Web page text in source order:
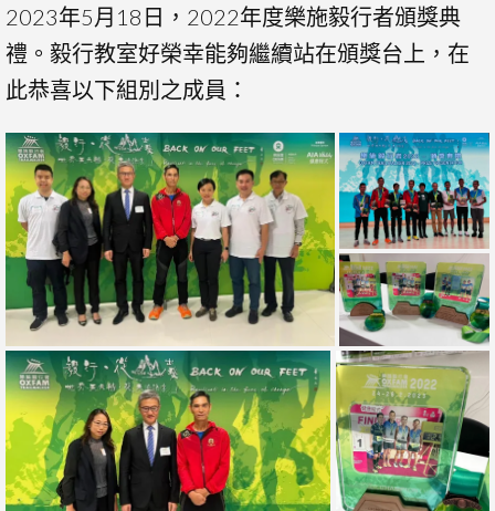
2023年5月18日，2022年度樂施毅行者頒獎典
禮。毅行教室好榮幸能夠繼續站在頒獎台上，在
此恭喜以下組別之成員：